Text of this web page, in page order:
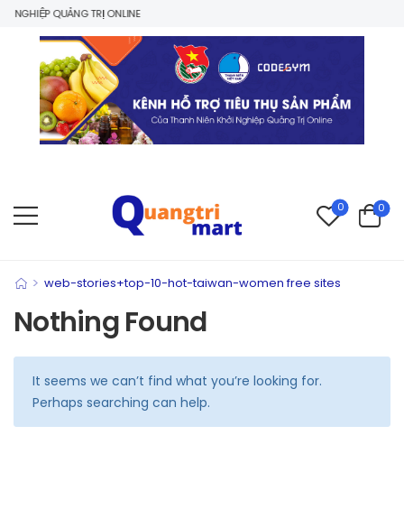
QUẢNG TRỊ ONLINE
0 0
> web-stories+top-10-hot-taiwan-women free sites
Nothing Found
It seems we can’t find what you’re looking for.
Perhaps searching can help.